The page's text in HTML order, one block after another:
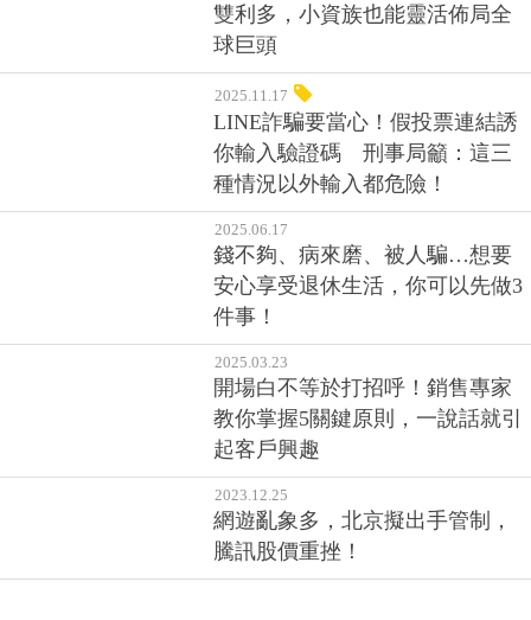
雙利多，小資族也能靈活佈局全
球巨頭
2025.11.17
LINE詐騙要當心！假投票連結誘
你輸入驗證碼 刑事局籲：這三
種情況以外輸入都危險！
2025.06.17
錢不夠、病來磨、被人騙…想要
安心享受退休生活，你可以先做3
件事！
2025.03.23
開場白不等於打招呼！銷售專家
教你掌握5關鍵原則，一說話就引
起客戶興趣
2023.12.25
網遊亂象多，北京擬出手管制，
騰訊股價重挫！